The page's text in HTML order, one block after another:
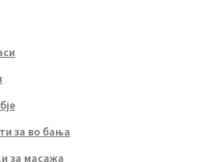
за во бања
за масажа